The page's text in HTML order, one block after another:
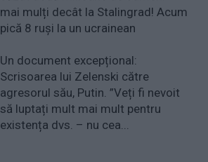
mai mulți decât la Stalingrad! Acum
pică 8 ruși la un ucrainean
Un document excepțional:
Scrisoarea lui Zelenski către
agresorul său, Putin. ”Veți fi nevoit
să luptați mult mai mult pentru
existența dvs. – nu cea...